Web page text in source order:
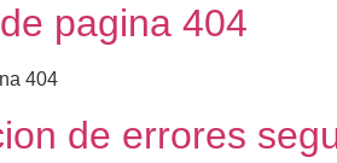
pagina 404
404
de errores